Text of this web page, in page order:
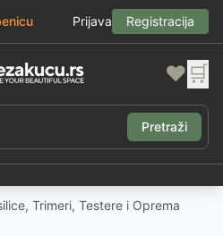
Prijava Registracija
❤️ 🛒
Pretraži
Trimeri, Testere i Oprema